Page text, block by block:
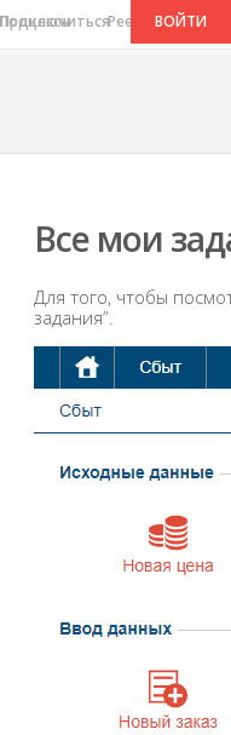
Процессы Реестры
Подключиться ВОЙТИ
Все мои
Для того, чтобы
задания”.